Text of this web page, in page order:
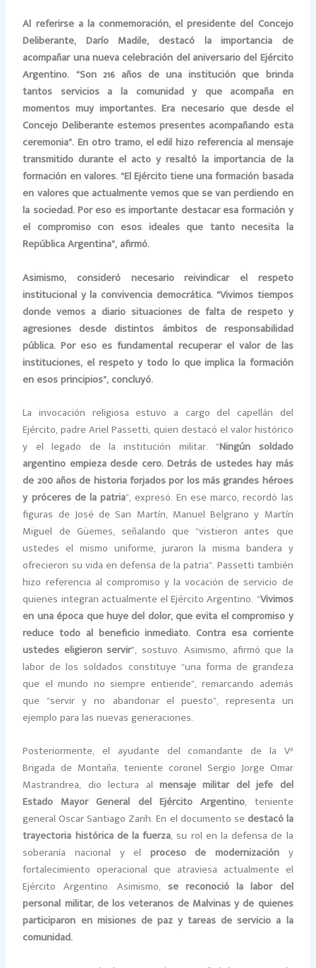
Al referirse a la conmemoración, el presidente del Concejo
Deliberante, Darío Madile, destacó la importancia de
acompañar una nueva celebración del aniversario del Ejército
Argentino. “Son 216 años de una institución que brinda
tantos servicios a la comunidad y que acompaña en
momentos muy importantes. Era necesario que desde el
Concejo Deliberante estemos presentes acompañando esta
ceremonia”. En otro tramo, el edil hizo referencia al mensaje
transmitido durante el acto y resaltó la importancia de la
formación en valores. “El Ejército tiene una formación basada
en valores que actualmente vemos que se van perdiendo en
la sociedad. Por eso es importante destacar esa formación y
el compromiso con esos ideales que tanto necesita la
República Argentina”, afirmó.
Asimismo, consideró necesario reivindicar el respeto
institucional y la convivencia democrática. “Vivimos tiempos
donde vemos a diario situaciones de falta de respeto y
agresiones desde distintos ámbitos de responsabilidad
pública. Por eso es fundamental recuperar el valor de las
instituciones, el respeto y todo lo que implica la formación
en esos principios”, concluyó.
La invocación religiosa estuvo a cargo del capellán del
Ejército, padre Ariel Passetti, quien destacó el valor histórico
y el legado de la institución militar. “Ningún soldado
argentino empieza desde cero. Detrás de ustedes hay más
de 200 años de historia forjados por los más grandes héroes
y próceres de la patria”, expresó. En ese marco, recordó las
figuras de José de San Martín, Manuel Belgrano y Martín
Miguel de Güemes, señalando que “vistieron antes que
ustedes el mismo uniforme, juraron la misma bandera y
ofrecieron su vida en defensa de la patria”. Passetti también
hizo referencia al compromiso y la vocación de servicio de
quienes integran actualmente el Ejército Argentino. “Vivimos
en una época que huye del dolor, que evita el compromiso y
reduce todo al beneficio inmediato. Contra esa corriente
ustedes eligieron servir”, sostuvo. Asimismo, afirmó que la
labor de los soldados constituye “una forma de grandeza
que el mundo no siempre entiende”, remarcando además
que “servir y no abandonar el puesto”, representa un
ejemplo para las nuevas generaciones.
Posteriormente, el ayudante del comandante de la Vª
Brigada de Montaña, teniente coronel Sergio Jorge Omar
Mastrandrea, dio lectura al mensaje militar del jefe del
Estado Mayor General del Ejército Argentino, teniente
general Oscar Santiago Zarih. En el documento sedestacó la
trayectoria histórica de la fuerza, su rol en la defensa de la
soberanía nacional y el proceso de modernizacióny
fortalecimiento operacional que atraviesa actualmente el
Ejército Argentino. Asimismo, se reconoció la labor del
personal militar, de los veteranos de Malvinas y de quienes
participaron en misiones de paz y tareas de servicio a la
comunidad.